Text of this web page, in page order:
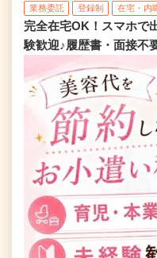
業務委託 登録制 在宅・内
完全在宅OK！スマホで
験歓迎♪履歴書・面接不